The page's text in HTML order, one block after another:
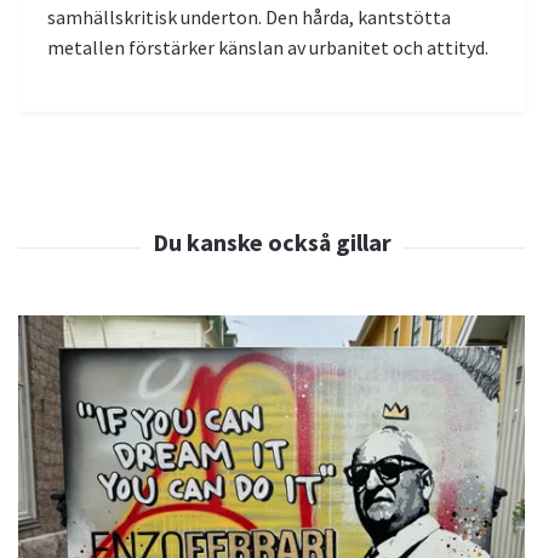
samhällskritisk underton. Den hårda, kantstötta
metallen förstärker känslan av urbanitet och attityd.